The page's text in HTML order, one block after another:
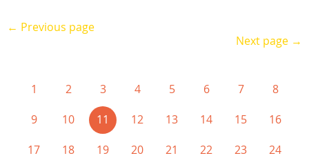
← Previous page
Next page →
1 2 3 4 5 6 7
8
9
10 11 (current)
12 13 14 15
16
17
18 19 20 21 22 23
24